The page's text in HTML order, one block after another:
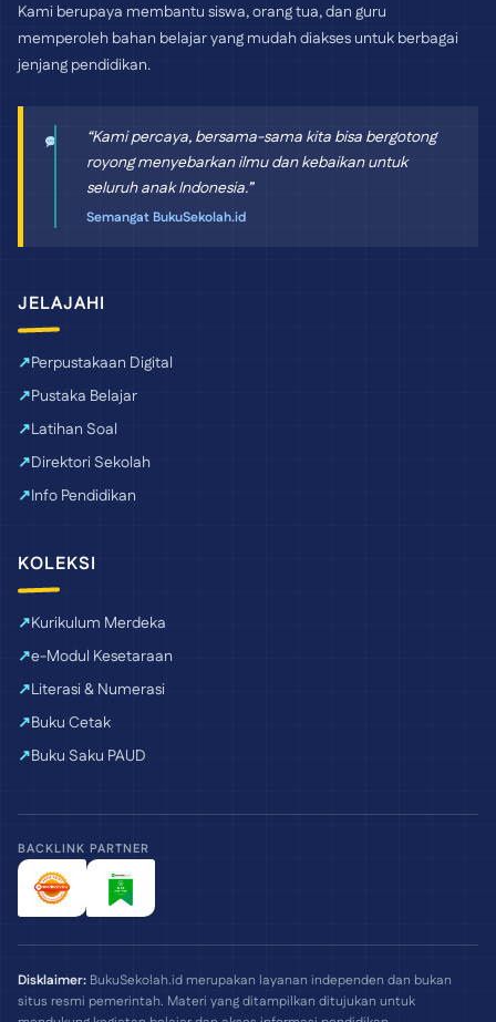
Kami berupaya membantu siswa, orang tua, dan guru
memperoleh bahan belajar yang mudah diakses untuk berbagai
jenjang pendidikan.
“Kami percaya, bersama-sama kita bisa bergotong
royong menyebarkan ilmu dan kebaikan untuk
seluruh anak Indonesia.”
Semangat BukuSekolah.id
JELAJAHI
Perpustakaan Digital
Pustaka Belajar
Latihan Soal
Direktori Sekolah
Info Pendidikan
KOLEKSI
Kurikulum Merdeka
e-Modul Kesetaraan
Literasi & Numerasi
Buku Cetak
Buku Saku PAUD
BACKLINK PARTNER
Disklaimer: BukuSekolah.id merupakan layanan independen dan bukan
situs resmi pemerintah. Materi yang ditampilkan ditujukan untuk